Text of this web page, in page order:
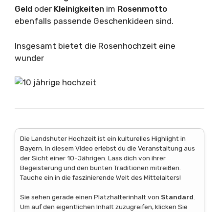
Geld oder Kleinigkeiten im Rosenmotto
ebenfalls passende Geschenkideen sind.
Insgesamt bietet die Rosenhochzeit eine
wunder
Die Landshuter Hochzeit ist ein kulturelles Highlight in
Bayern. In diesem Video erlebst du die Veranstaltung aus
der Sicht einer 10-Jährigen. Lass dich von ihrer
Begeisterung und den bunten Traditionen mitreißen.
Tauche ein in die faszinierende Welt des Mittelalters!
Sie sehen gerade einen Platzhalterinhalt von Standard.
Um auf den eigentlichen Inhalt zuzugreifen, klicken Sie